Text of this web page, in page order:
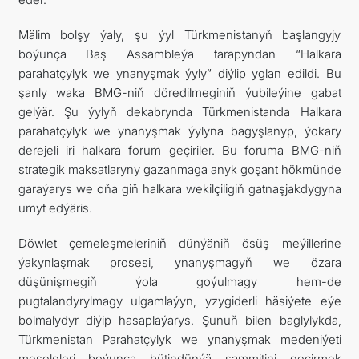
Mälim bolşy ýaly, şu ýyl Türkmenistanyň başlangyjy
boýunça Baş Assambleýa tarapyndan “Halkara
parahatçylyk we ynanyşmak ýyly” diýlip yglan edildi. Bu
şanly waka BMG-niň döredilmeginiň ýubileýine gabat
gelýär. Şu ýylyň dekabrynda Türkmenistanda Halkara
parahatçylyk we ynanyşmak ýylyna bagyşlanyp, ýokary
derejeli iri halkara forum geçiriler. Bu foruma BMG-niň
strategik maksatlaryny gazanmaga anyk goşant hökmünde
garaýarys we oňa giň halkara wekilçiligiň gatnaşjakdygyna
umyt edýäris.
Döwlet çemeleşmeleriniň dünýäniň ösüş meýillerine
ýakynlaşmak prosesi, ynanyşmagyň we özara
düşünişmegiň ýola goýulmagy hem-de
pugtalandyrylmagy ulgamlaýyn, yzygiderli häsiýete eýe
bolmalydyr diýip hasaplaýarys. Şunuň bilen baglylykda,
Türkmenistan Parahatçylyk we ynanyşmak medeniýeti